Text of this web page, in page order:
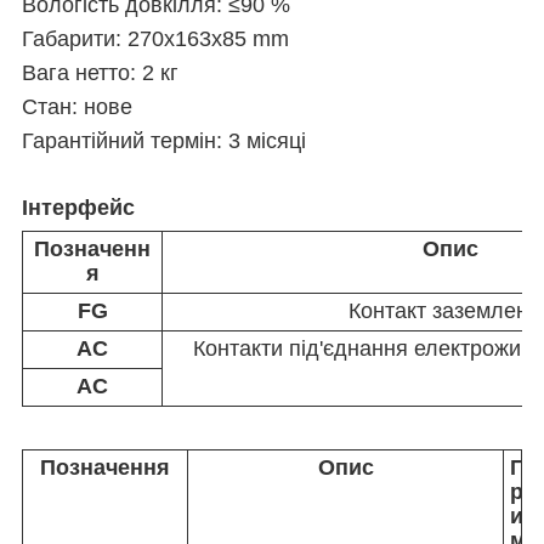
Вологість довкілля: ≤90 %
Габарити: 270x163x85 mm
Вага нетто: 2 кг
Стан: нове
Гарантійний термін: 3 місяці
Інтерфейс
Позначенн
я
Опис
FG
Контакт
AC
Контакти під'єднання
AC
Позначення Опис
П
р
и